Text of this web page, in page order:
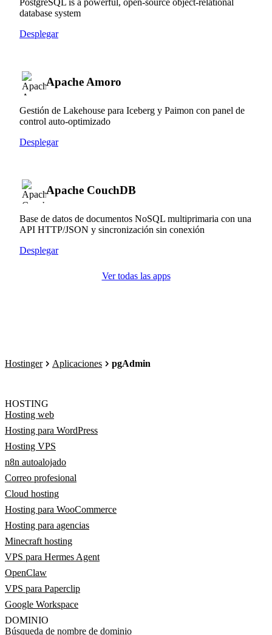
database system
Desplegar
Apache Amoro
Gestión de Lakehouse para Iceberg y Paimon con panel de
control auto-optimizado
Desplegar
Apache CouchDB
Base de datos de documentos NoSQL multiprimaria con una
API HTTP/JSON y sincronización sin conexión
Desplegar
Ver todas las apps
Hostinger Aplicaciones pgAdmin
HOSTING
Hosting web
Hosting para WordPress
Hosting VPS
n8n autoalojado
Correo profesional
Cloud hosting
Hosting para WooCommerce
Hosting para agencias
Minecraft hosting
VPS para Hermes Agent
OpenClaw
VPS para Paperclip
Google Workspace
DOMINIO
Búsqueda de nombre de dominio